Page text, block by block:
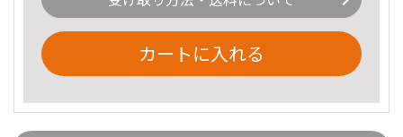
カートに入れる